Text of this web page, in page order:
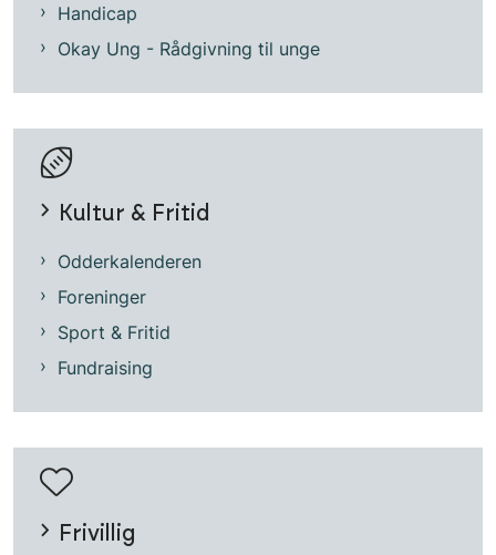
Handicap
Okay Ung - Rådgivning til unge
Kultur & Fritid
Odderkalenderen
Foreninger
Sport & Fritid
Fundraising
Frivillig